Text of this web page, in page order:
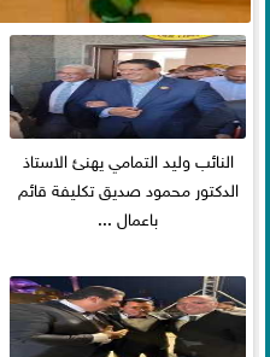
النائب وليد التمامي يهنئ الاستاذ
الدكتور محمود صديق تكليفة قائم
باعمال ...